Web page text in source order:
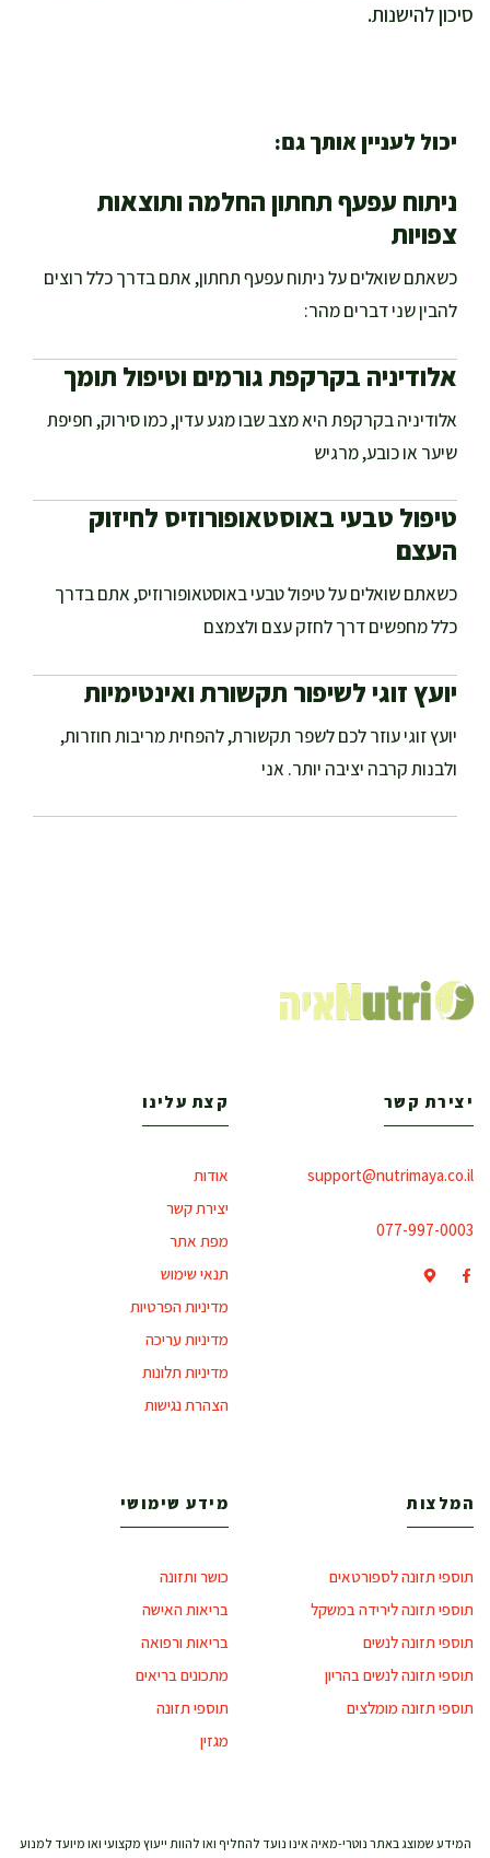
סיכון להישנות.
יכול לעניין אותך גם:
ניתוח עפעף תחתון החלמה ותוצאות
צפויות
כשאתם שואלים על ניתוח עפעף תחתון, אתם בדרך כלל רוצים
להבין שני דברים מהר:
אלודיניה בקרקפת גורמים וטיפול תומך
אלודיניה בקרקפת היא מצב שבו מגע עדין, כמו סירוק, חפיפת
שיער או כובע, מרגיש
טיפול טבעי באוסטאופורוזיס לחיזוק
העצם
כשאתם שואלים על טיפול טבעי באוסטאופורוזיס, אתם בדרך
כלל מחפשים דרך לחזק עצם ולצמצם
יועץ זוגי לשיפור תקשורת ואינטימיות
יועץ זוגי עוזר לכם לשפר תקשורת, להפחית מריבות חוזרות,
ולבנות קרבה יציבה יותר. אני
יצירת קשר
support@nutrimaya.co.il
077-997-0003
קצת עלינו
אודות
יצירת קשר
מפת אתר
תנאי שימוש
מדיניות הפרטיות
מדיניות עריכה
מדיניות תלונות
הצהרת נגישות
המלצות
תוספי תזונה לספורטאים
תוספי תזונה לירידה במשקל
תוספי תזונה לנשים
תוספי תזונה לנשים בהריון
תוספי תזונה מומלצים
מידע שימושי
כושר ותזונה
בריאות האישה
בריאות ורפואה
מתכונים בריאים
תוספי תזונה
מגזין
המידע שמוצג באתר נוטרי-מאיה אינו נועד להחליף ואו להוות ייעוץ מקצועי ואו מיועד למנוע